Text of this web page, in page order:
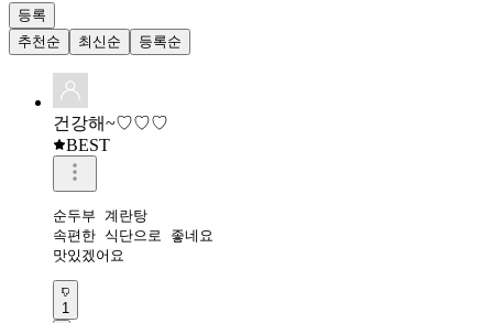
등록
추천순
최신순 등록순
건강해~♡♡♡
BEST
순두부 계란탕
속편한 식단으로 좋네요
맛있겠어요
1